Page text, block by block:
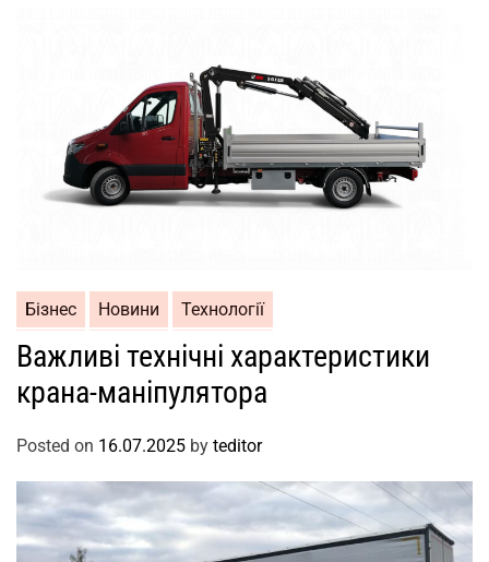
Бізнес Новини Технології
Важливі технічні характеристики
крана-маніпулятора
Posted on 16.07.2025 by teditor